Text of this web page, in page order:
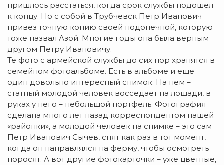
пришлось расстаться, когда срок службы подошел
к концу. Но с собой в Трубчевск Петр Иванович
привез точную копию своей подопечной, которую
тоже назвал Азой. Многие годы она была верным
другом Петру Ивановичу.
Те фото с армейской службы до сих пор хранятся в
семейном фотоальбоме. Есть в альбоме и еще
один довольно интересный снимок. На нем –
статный молодой человек восседает на лошади, в
руках у него – небольшой портфель. Фотография
сделана много лет назад корреспондентом нашей
«районки», а молодой человек на снимке – это сам
Петр Иванович Сычев, снят как раз в тот момент,
когда он направлялся на ферму, чтобы осмотреть
поросят. А вот другие фотокарточки – уже цветные,